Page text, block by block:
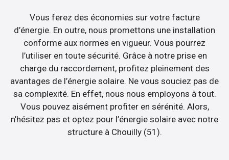
Vous ferez des économies sur votre facture
d’énergie. En outre, nous promettons une installation
conforme aux normes en vigueur. Vous pourrez
l’utiliser en toute sécurité. Grâce à notre prise en
charge du raccordement, profitez pleinement des
avantages de l’énergie solaire. Ne vous souciez pas de
sa complexité. En effet, nous nous employons à tout.
Vous pouvez aisément profiter en sérénité. Alors,
n’hésitez pas et optez pour l’énergie solaire avec notre
structure à Chouilly (51).